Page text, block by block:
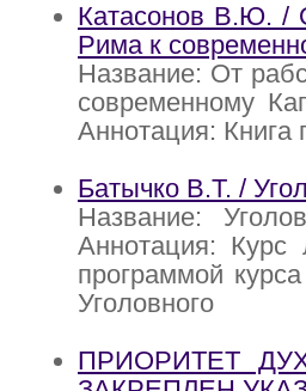
Катасонов В.Ю. /
Рима к
Название: От
современному
Аннотация: Книга
Батычко В.Т. /
Название:
Аннотация: Курс
программой
Уголовного
ПРИОРИТЕТ